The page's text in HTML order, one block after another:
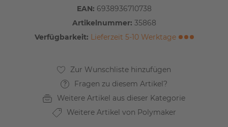
EAN: 6938936710738
Artikelnummer: 35868
Verfügbarkeit: Lieferzeit 5-10 Werktage
Fragen zu diesem Artikel?
Weitere Artikel aus dieser Kategorie
Weitere Artikel von Polymaker